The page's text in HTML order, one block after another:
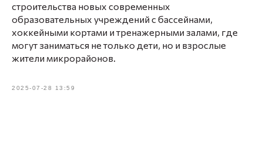
строительства новых современных
образовательных учреждений с бассейнами,
хоккейными кортами и тренажерными залами, где
могут заниматься не только дети, но и взрослые
жители микрорайонов.
2025-07-28 13:59